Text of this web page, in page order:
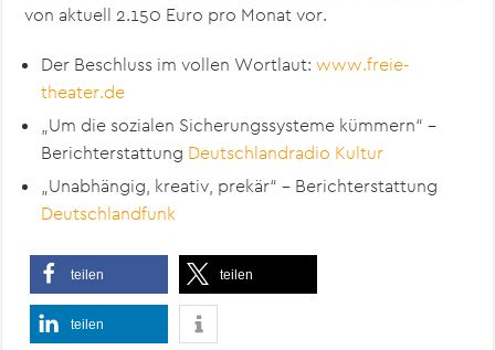
von aktuell 2.150 Euro pro Monat vor.
Der Beschluss im vollen Wortlaut:www.freie-
theater.de
„Um die sozialen Sicherungssysteme kümmern“ –
Berichterstattung Deutschlandradio Kultur
„Unabhängig, kreativ, prekär“ – Berichterstattung
Deutschlandfunk
teilen teilen
teilen